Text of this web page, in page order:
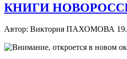
КНИГИ
Автор: Виктория ПАХОМОВА